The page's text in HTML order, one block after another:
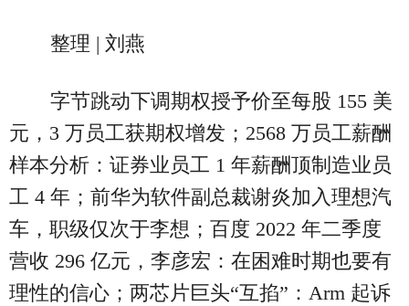
整理 | 刘燕
字节跳动下调期权授予价至每股 155 美
元，3 万员工获期权增发；2568 万员工薪酬
样本分析：证券业员工 1 年薪酬顶制造业员
工 4 年；前华为软件副总裁谢炎加入理想汽
车，职级仅次于李想；百度 2022 年二季度
营收 296 亿元，李彦宏：在困难时期也要有
理性的信心；两芯片巨头“互掐”：Arm 起诉